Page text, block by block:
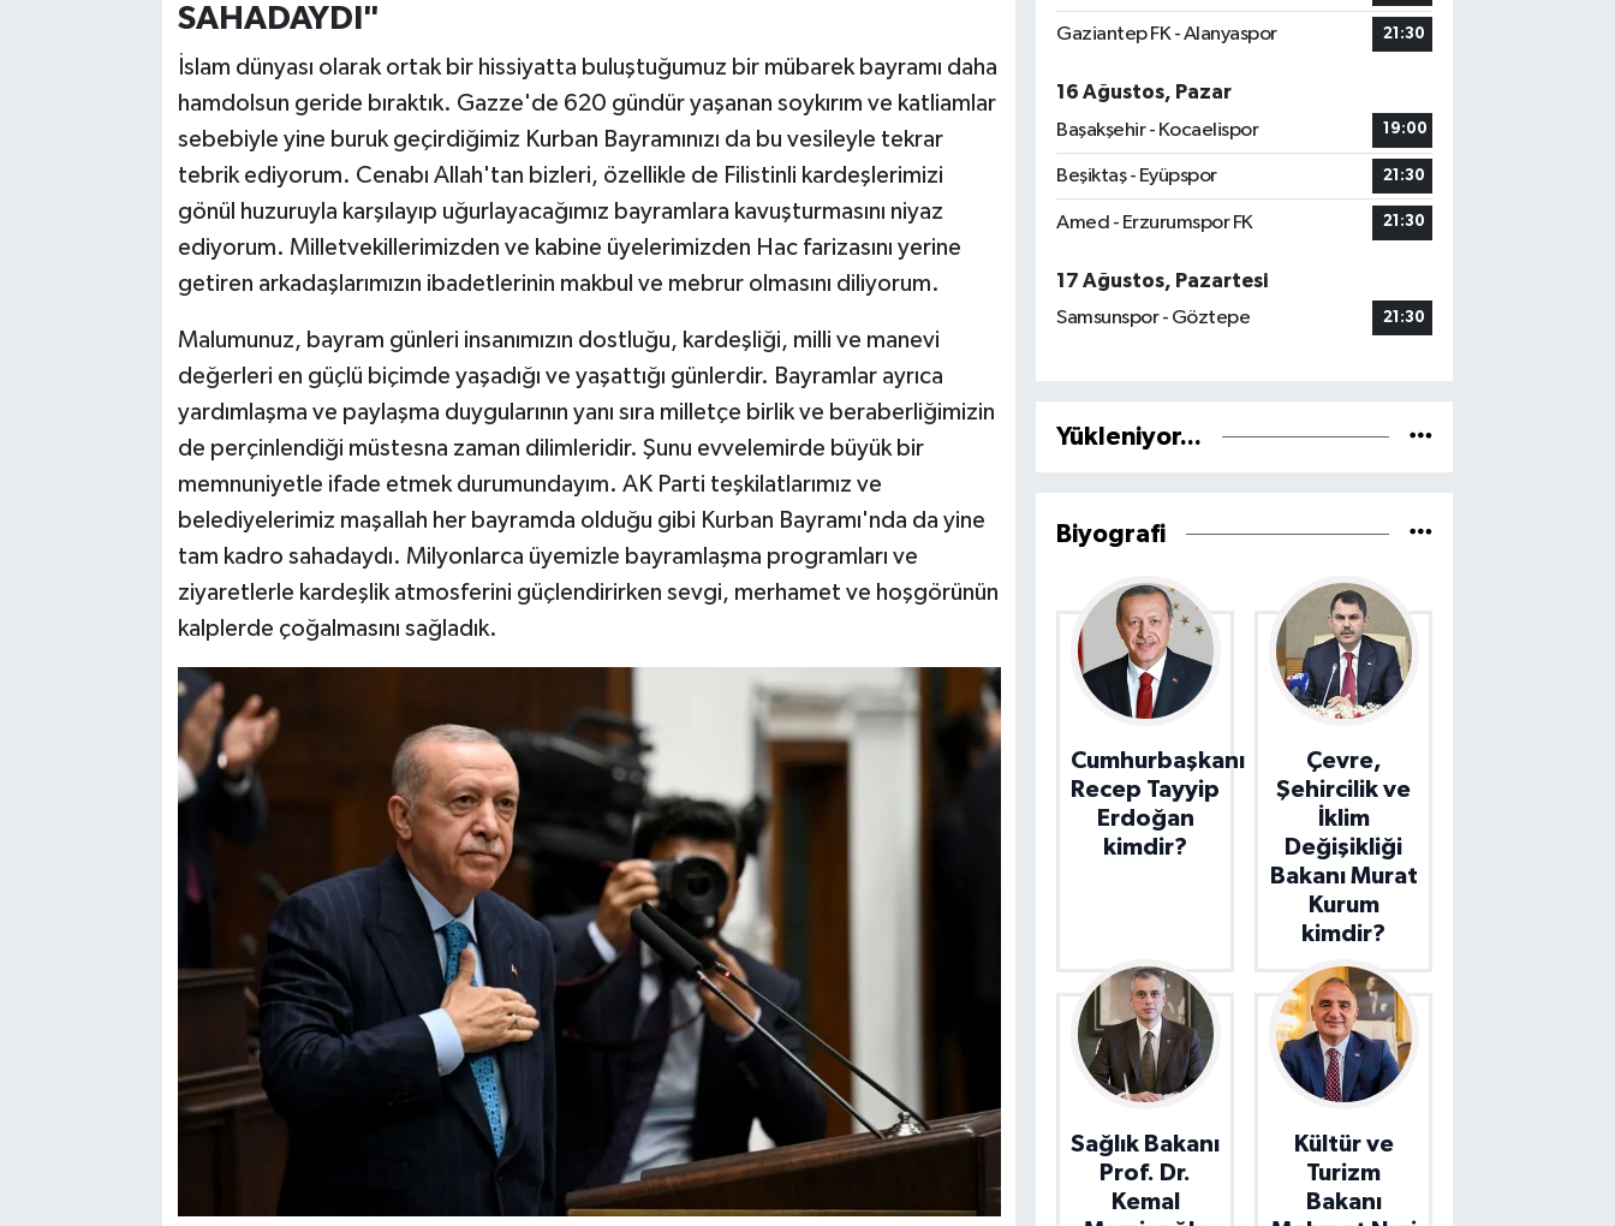
SAHADAYDI"
İslam dünyası olarak ortak bir hissiyatta buluştuğumuz bir mübarek bayramı daha
hamdolsun geride bıraktık. Gazze'de 620 gündür yaşanan soykırım ve katliamlar
sebebiyle yine buruk geçirdiğimiz Kurban Bayramınızı da bu vesileyle tekrar
tebrik ediyorum. Cenabı Allah'tan bizleri, özellikle de Filistinli kardeşlerimizi
gönül huzuruyla karşılayıp uğurlayacağımız bayramlara kavuşturmasını niyaz
ediyorum. Milletvekillerimizden ve kabine üyelerimizden Hac farizasını yerine
getiren arkadaşlarımızın ibadetlerinin makbul ve mebrur olmasını diliyorum.
Malumunuz, bayram günleri insanımızın dostluğu, kardeşliği, milli ve manevi
değerleri en güçlü biçimde yaşadığı ve yaşattığı günlerdir. Bayramlar ayrıca
yardımlaşma ve paylaşma duygularının yanı sıra milletçe birlik ve beraberliğimizin
de perçinlendiği müstesna zaman dilimleridir. Şunu evvelemirde büyük bir
memnuniyetle ifade etmek durumundayım. AK Parti teşkilatlarımız ve
belediyelerimiz maşallah her bayramda olduğu gibi Kurban Bayramı'nda da yine
tam kadro sahadaydı. Milyonlarca üyemizle bayramlaşma programları ve
ziyaretlerle kardeşlik atmosferini güçlendirirken sevgi, merhamet ve hoşgörünün
kalplerde çoğalmasını sağladık.
Gaziantep FK - Alanyaspor 21:30
16 Ağustos, Pazar
Başakşehir - Kocaelispor
19:00
Beşiktaş - Eyüpspor 21:30
Amed - Erzurumspor FK 21:30
17 Ağustos, Pazartesi
Samsunspor - Göztepe
21:30
Yükleniyor...
Biyografi
Cumhurbaşkanı
Recep Tayyip
Erdoğan
kimdir?
Çevre,
Şehircilik ve
İklim
Değişikliği
Bakanı Murat
Kurum
kimdir?
Sağlık Bakanı
Prof. Dr.
Kemal
Kültür ve
Turizm
Bakanı